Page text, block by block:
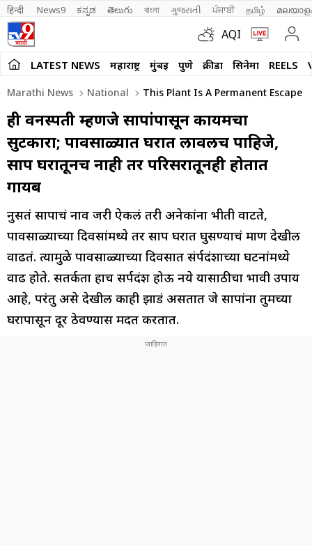
हिन्दी News9 ಕನ್ನಡ తెలుగు বাংলা ગુજરાતી ਪੰਜਾਬੀ தமிழ்
AQI
LATEST NEWS महाराष्ट्र मुंबई पुणे क्रीडा सिनेमा REELS
Marathi News National This Plant Is A Permanent Escape
ही वनस्पती म्हणजे सापांपासून कायमचा
सुटकारा; पावसाळ्यात घरात लावलीच पाहिजे,
साप घरातूनच नाही तर परिसरातूनही होतात
गायब
नुसतं सापाचं नाव जरी ऐकलं तरी अनेकांना भीती वाटते,
पावसाळ्याच्या दिवसांमध्ये तर साप घरात घुसण्याचं प्रमाण देखील
वाढतं. त्यामुळे पावसाळ्याच्या दिवसात संर्पदंशाच्या घटनांमध्ये
वाढ होते. सतर्कता हाच सर्पदंश होऊ नये यासाठीचा प्रभावी उपाय
आहे, परंतु असे देखील काही झाडं असतात जे सापांना तुमच्या
घरापासून दूर ठेवण्यास मदत करतात.